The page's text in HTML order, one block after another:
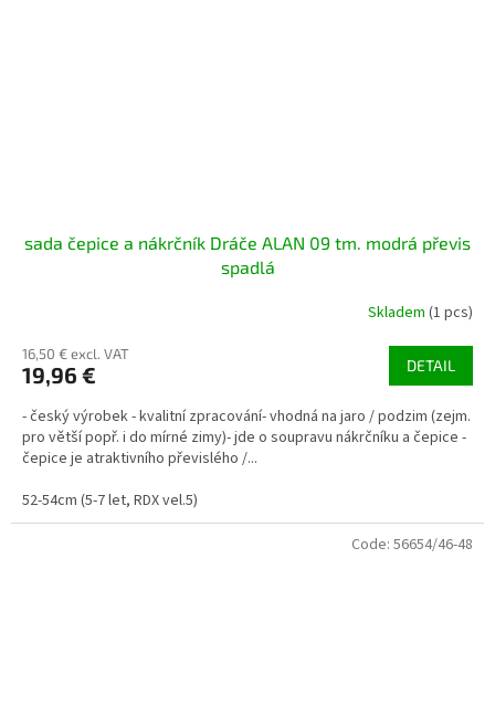
sada čepice a nákrčník Dráče ALAN 09 tm. modrá převis
spadlá
Skladem (1 pcs)
16,50 € excl. VAT
19,96 € DETAIL
- český výrobek - kvalitní zpracování- vhodná na jaro / podzim (zejm.
pro větší popř. i do mírné zimy)- jde o soupravu nákrčníku a čepice -
čepice je atraktivního převislého /...
52-54cm (5-7 let, RDX vel.5)
Code: 56654/46-48